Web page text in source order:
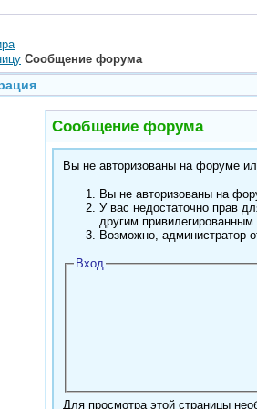
Сообщение форума
Сообщение форума
Вы не авторизованы на форуме
Вы не авторизованы на
У вас недостаточно прав
другим
Возможно, администратор
Вход
Для просмотра этой страницы